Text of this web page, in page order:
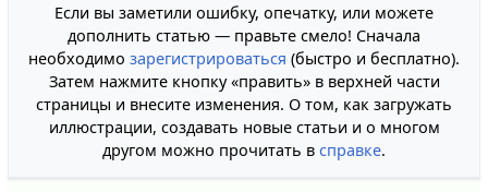
Если вы заметили ошибку, опечатку, или можете
дополнить статью — правьте смело! Сначала
необходимо зарегистрироваться (быстро и бесплатно).
Затем нажмите кнопку «править» в верхней части
страницы и внесите изменения. О том, как загружать
иллюстрации, создавать новые статьи и о многом
другом можно прочитать в справке.